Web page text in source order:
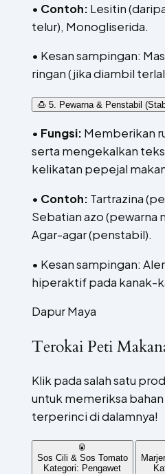
• Contoh: Lesitin
telur), Monogliserida.
• Kesan sampingan:
ringan (jika diambil
🍮 5. Pewarna & Penstabil
• Fungsi: Memberikan
serta mengekalkan
kelikatan pepejal
• Contoh: Tartrazina
Sebatian azo (pewarna
Agar-agar (penstabil).
• Kesan sampingan:
hiperaktif pada kanak-
Dapur Maya
Terokai Peti
Klik pada salah satu
untuk memeriksa
terperinci di dalamnya!
🥫
Sos Cili & Sos Tomato
Kategori: Pengawet